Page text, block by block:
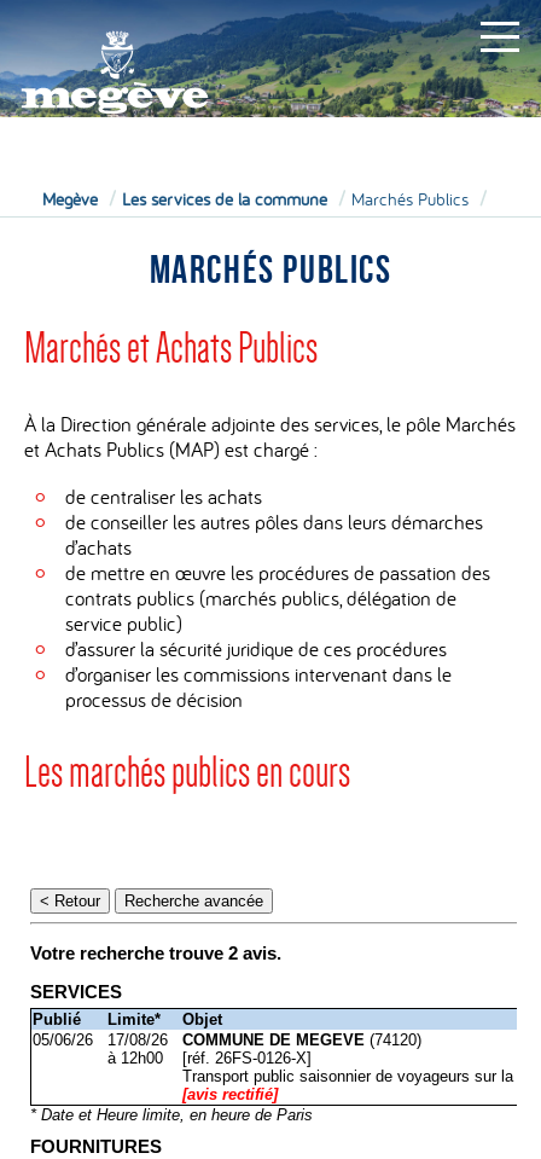
Megève Les services de la commune Marchés Publics
MARCHÉS PUBLICS
Marchés et Achats Publics
À la Direction générale adjointe des services, le pôle Marchés
et Achats Publics (MAP) est chargé :
de centraliser les achats
de conseiller les autres pôles dans leurs démarches
d’achats
de mettre en œuvre les procédures de passation des
contrats publics (marchés publics, délégation de
service public)
d’assurer la sécurité juridique de ces procédures
d’organiser les commissions intervenant dans le
processus de décision
Les marchés publics en cours